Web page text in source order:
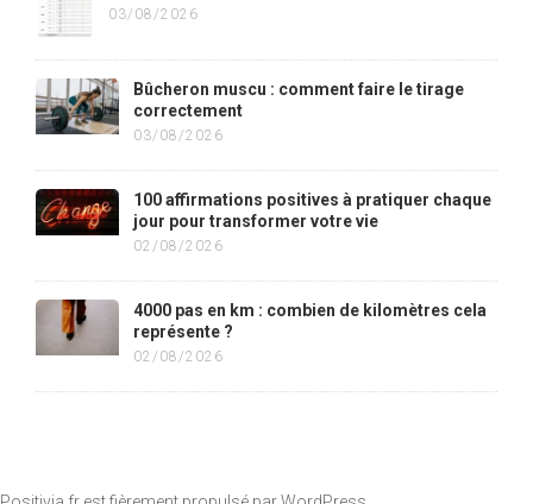
03/08/2026
Bûcheron muscu : comment faire le tirage
correctement
03/08/2026
100 affirmations positives à pratiquer chaque
jour pour transformer votre vie
02/08/2026
4000 pas en km : combien de kilomètres cela
représente ?
02/08/2026